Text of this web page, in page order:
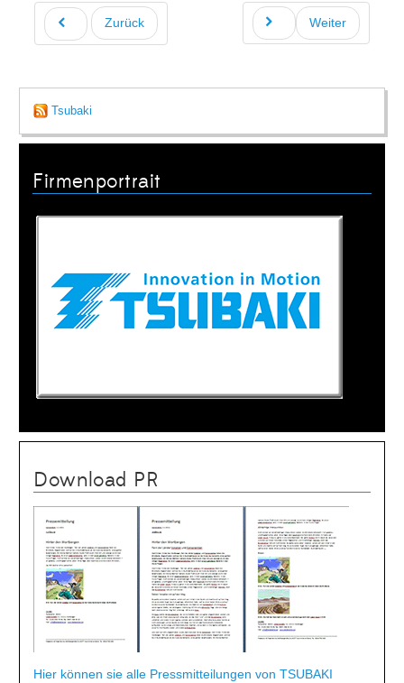
Zurück Weiter
Tsubaki
Firmenportrait
Download PR
Hier können sie alle Pressmitteilungen von TSUBAKI